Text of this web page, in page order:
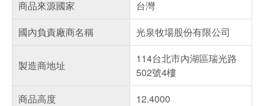
商品來源國家
台灣
國內負責廠商名稱
光泉牧場股份有限公司
製造商地址
114台北市內湖區瑞光路
502號4樓
商品高度
12.4000